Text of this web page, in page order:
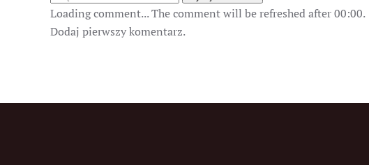
Loading comment...The comment will be refreshed after00:00.
Dodaj pierwszy komentarz.